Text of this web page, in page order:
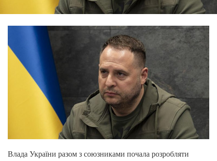
Влада України разом з союзниками почала розробляти